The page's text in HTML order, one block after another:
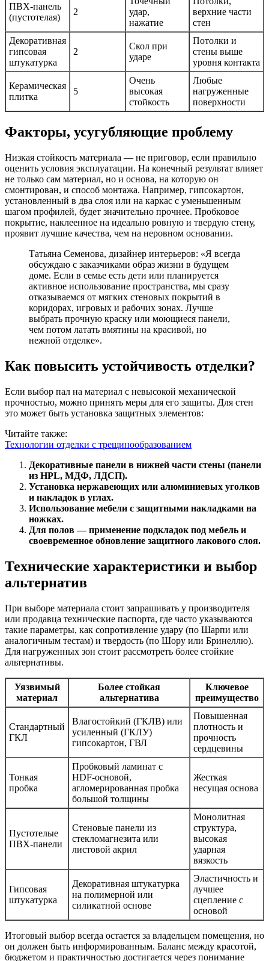
ПВХ-панель
(пустотелая)
2
удар,
нажатие
верхние части
стен
Декоративная
гипсовая
штукатурка
2
Скол при
ударе
Потолки и
стены выше
уровня контакта
Керамическая
плитка
5
Очень
высокая
стойкость
Любые
нагруженные
поверхности
Факторы, усугубляющие проблему
Низкая стойкость материала — не приговор, если правильно
оценить условия эксплуатации. На конечный результат влияет
не только сам материал, но и основа, на которую он
смонтирован, и способ монтажа. Например, гипсокартон,
установленный в два слоя или на каркас с уменьшенным
шагом профилей, будет значительно прочнее. Пробковое
покрытие, наклеенное на идеально ровную и твердую стену,
проявит лучшие качества, чем на неровном основании.
Татьяна Семенова, дизайнер интерьеров: «Я всегда
обсуждаю с заказчиками образ жизни в будущем
доме. Если в семье есть дети или планируется
активное использование пространства, мы сразу
отказываемся от мягких стеновых покрытий в
коридорах, игровых и рабочих зонах. Лучше
выбрать прочную краску или моющиеся панели,
чем потом латать вмятины на красивой, но
нежной отделке».
Как повысить устойчивость отделки?
Если выбор пал на материал с невысокой механической
прочностью, можно принять меры для его защиты. Для стен
это может быть установка защитных элементов:
Читайте также:
Технологии отделки с трещинообразованием
Декоративные панели в нижней части стены (панели
из HPL, МДФ, ЛДСП).
Установка нержавеющих или алюминиевых уголков
и накладок в углах.
Использование мебели с защитными накладками на
ножках.
Для полов — применение подкладок под мебель и
своевременное обновление защитного лакового слоя.
Технические характеристики и выбор
альтернатив
При выборе материала стоит запрашивать у производителя
или продавца технические паспорта, где часто указываются
такие параметры, как сопротивление удару (по Шарпи или
аналогичным тестам) и твердость (по Шору или Бринеллю).
Для нагруженных зон стоит рассмотреть более стойкие
альтернативы.
Уязвимый
материал
Более стойкая
альтернатива
Ключевое
преимущество
Стандартный
ГКЛ
Влагостойкий (ГКЛВ) или
усиленный (ГКЛУ)
гипсокартон, ГВЛ
Повышенная
плотность и
прочность
сердцевины
Тонкая
пробка
Пробковый ламинат с
HDF-основой,
агломерированная пробка
большой толщины
Жесткая
несущая основа
Пустотелые
ПВХ-панели
Стеновые панели из
стекломагнезита или
листовой акрил
Монолитная
структура,
высокая
ударная
вязкость
Гипсовая
штукатурка
Декоративная штукатурка
на полимерной или
силикатной основе
Эластичность и
лучшее
сцепление с
основой
Итоговый выбор всегда остается за владельцем помещения, но
он должен быть информированным. Баланс между красотой,
бюджетом и практичностью достигается через понимание